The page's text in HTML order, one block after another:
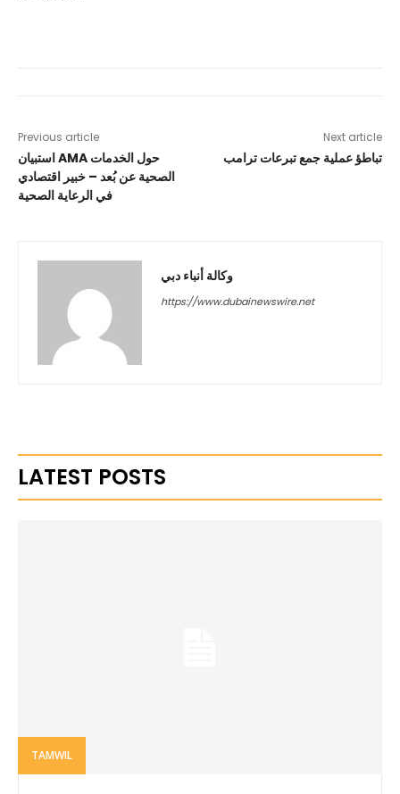
Previous article
استبيان AMA حول الخدمات
الصحية عن بُعد – خبير اقتصادي
في الرعاية الصحية
Next article
تباطؤ عملية جمع تبرعات ترامب
وكالة أنباء دبي
https://www.dubainewswire.net
LATEST POSTS
TAMWIL